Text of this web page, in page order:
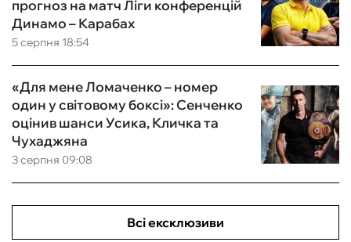
5 серпня 18:54
прогноз на матч Ліги конференцій
Динамо – Карабах
3 серпня 09:08
«Для мене Ломаченко – номер
один у світовому боксі»: Сенченко
оцінив шанси Усика, Кличка та
Чухаджяна
Всі ексклюзиви